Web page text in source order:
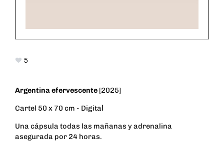
5
Argentina efervescente [2025]
Cartel 50 x 70 cm - Digital
Una cápsula todas las mañanas y adrenalina
asegurada por 24 horas.